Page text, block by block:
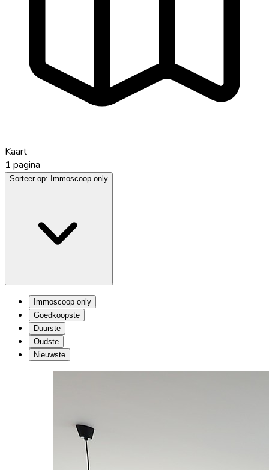
Kaart
1 pagina
Sorteer op: Immoscoop only
Immoscoop only
Goedkoopste
Duurste
Oudste
Nieuwste